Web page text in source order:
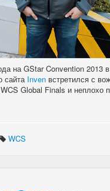
на GStar Convention 2013
сайта Inven встретился с
Global Finals и неплохо
WCS